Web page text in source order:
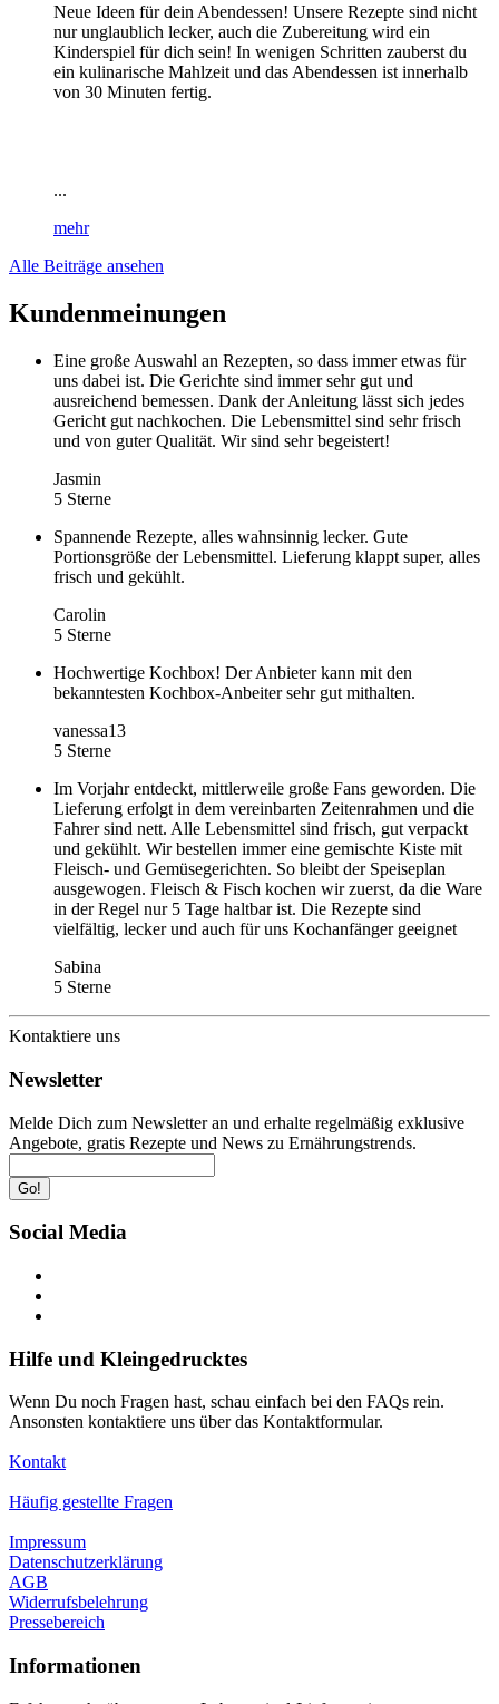
Neue Ideen für dein Abendessen! Unsere Rezepte sind nicht
nur unglaublich lecker, auch die Zubereitung wird ein
Kinderspiel für dich sein! In wenigen Schritten zauberst du
ein kulinarische Mahlzeit und das Abendessen ist innerhalb
von 30 Minuten fertig.
...
mehr
Alle Beiträge ansehen
Kundenmeinungen
Eine große Auswahl an Rezepten, so dass immer etwas für
uns dabei ist. Die Gerichte sind immer sehr gut und
ausreichend bemessen. Dank der Anleitung lässt sich jedes
Gericht gut nachkochen. Die Lebensmittel sind sehr frisch
und von guter Qualität. Wir sind sehr begeistert!
Jasmin
5 Sterne
Spannende Rezepte, alles wahnsinnig lecker. Gute
Portionsgröße der Lebensmittel. Lieferung klappt super, alles
frisch und gekühlt.
Carolin
5 Sterne
Hochwertige Kochbox! Der Anbieter kann mit den
bekanntesten Kochbox-Anbeiter sehr gut mithalten.
vanessa13
5 Sterne
Im Vorjahr entdeckt, mittlerweile große Fans geworden. Die
Lieferung erfolgt in dem vereinbarten Zeitenrahmen und die
Fahrer sind nett. Alle Lebensmittel sind frisch, gut verpackt
und gekühlt. Wir bestellen immer eine gemischte Kiste mit
Fleisch- und Gemüsegerichten. So bleibt der Speiseplan
ausgewogen. Fleisch & Fisch kochen wir zuerst, da die Ware
in der Regel nur 5 Tage haltbar ist. Die Rezepte sind
vielfältig, lecker und auch für uns Kochanfänger geeignet
Sabina
5 Sterne
Kontaktiere uns
Newsletter
Melde Dich zum Newsletter an und erhalte regelmäßig exklusive
Angebote, gratis Rezepte und News zu Ernährungstrends.
Go!
Social Media
Hilfe und Kleingedrucktes
Wenn Du noch Fragen hast, schau einfach bei den FAQs rein.
Ansonsten kontaktiere uns über das Kontaktformular.
Kontakt
Häufig gestellte Fragen
Impressum
Datenschutzerklärung
AGB
Widerrufsbelehrung
Pressebereich
Informationen